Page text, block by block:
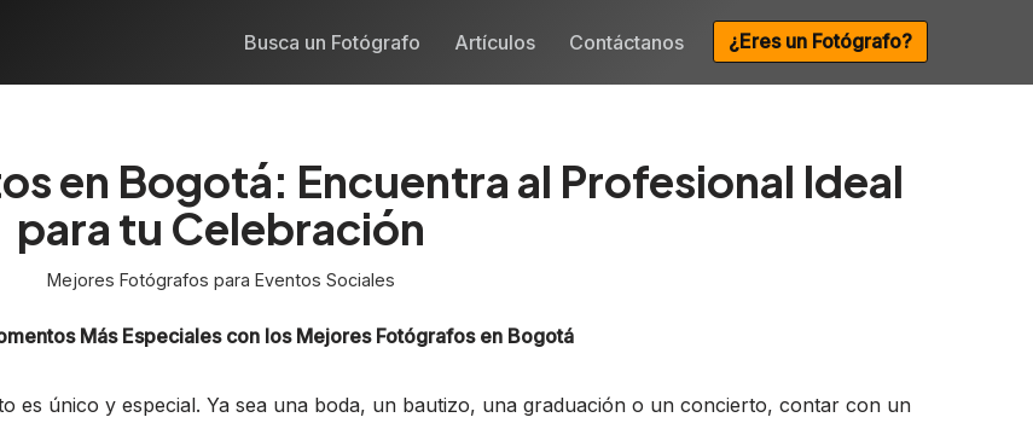
Busca un Fotógrafo Artículos Contáctanos ¿Eres un Fotógrafo?
en Bogotá: Encuentra al Profesional Ideal
para tu Celebración
Mejores Fotógrafos para Eventos Sociales
Más Especiales con los Mejores Fotógrafos en Bogotá
es único y especial. Ya sea una boda, un bautizo, una graduación o un concierto, contar con un